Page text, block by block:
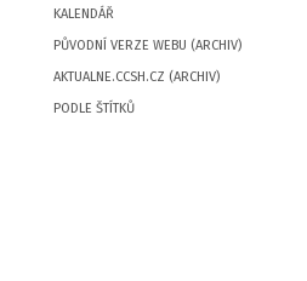
KALENDÁŘ
PŮVODNÍ VERZE WEBU (ARCHIV)
AKTUALNE.CCSH.CZ (ARCHIV)
PODLE ŠTÍTKŮ